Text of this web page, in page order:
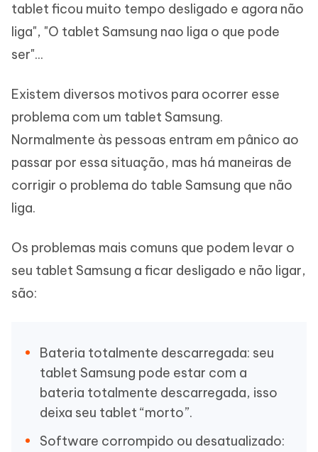
tablet ficou muito tempo desligado e agora não
liga", "O tablet Samsung nao liga o que pode
ser"...
Existem diversos motivos para ocorrer esse
problema com um tablet Samsung.
Normalmente às pessoas entram em pânico ao
passar por essa situação, mas há maneiras de
corrigir o problema do table Samsung que não
liga.
Os problemas mais comuns que podem levar o
seu tablet Samsung a ficar desligado e não ligar,
são:
Bateria totalmente descarregada: seu
tablet Samsung pode estar com a
bateria totalmente descarregada, isso
deixa seu tablet “morto”.
Software corrompido ou desatualizado: